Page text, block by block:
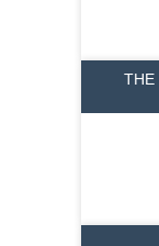
THE